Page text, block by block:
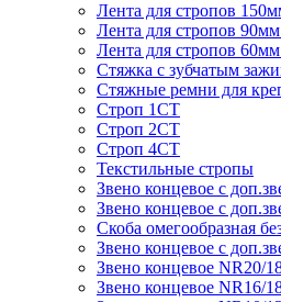
Лента для стропов
Лента для стропов
Лента для стропов
Стяжка с зубчатым
Стяжные ремни для
Строп 1СТ
Строп 2СТ
Строп 4СТ
Текстильные стропы
Звено концевое с
Звено концевое с
Скоба омегообразная
Звено концевое с
Звено концевое NR20/
Звено концевое NR16/